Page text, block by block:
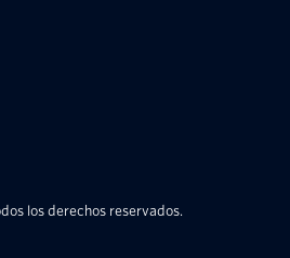
los derechos reservados.